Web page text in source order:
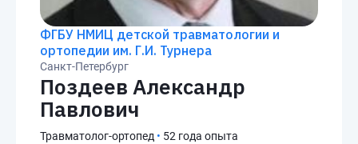
ФГБУ НМИЦ детской травматологии и
ортопедии им. Г.И. Турнера
Санкт-Петербург
Поздеев Александр
Павлович
Травматолог-ортопед • 52 года опыта